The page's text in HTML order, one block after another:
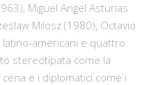
Miguel Angel Asturias
Milosz (1980), Octavio
americani e quattro
stereotipata come la
e i diplomatici come i